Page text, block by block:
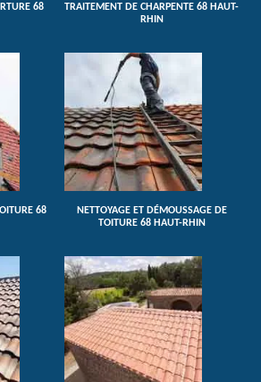
68
TRAITEMENT DE CHARPENTE 68 HAUT-
RHIN
68
NETTOYAGE ET DÉMOUSSAGE DE
TOITURE 68 HAUT-RHIN